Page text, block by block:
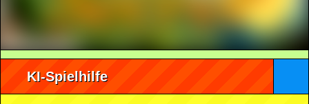
KI-Spielhilfe